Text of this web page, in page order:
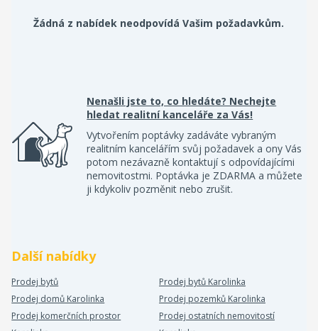
Žádná z nabídek neodpovídá Vašim požadavkům.
Nenašli jste to, co hledáte? Nechejte
hledat realitní kanceláře za Vás!
Vytvořením poptávky zadáváte vybraným
realitním kancelářím svůj požadavek a ony Vás
potom nezávazně kontaktují s odpovídajícími
nemovitostmi. Poptávka je ZDARMA a můžete
ji kdykoliv pozměnit nebo zrušit.
Další nabídky
Prodej bytů
Prodej bytů Karolinka
Prodej domů Karolinka
Prodej pozemků Karolinka
Prodej komerčních prostor
Prodej ostatních nemovitostí